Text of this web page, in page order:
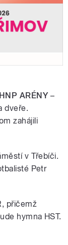
ARÉNY–
dveře.
zahájili
v Třebíči.
Petr
přičemž
hymna HST.